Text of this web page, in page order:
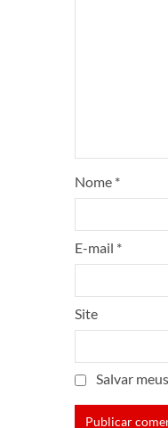
Nome *
E-mail *
Site
Salvar